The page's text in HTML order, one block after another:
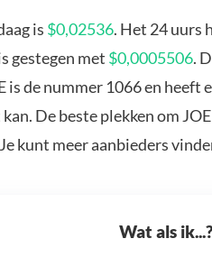
is $0,02536. Het 24 uurs
gestegen met $0,0005506.
is de nummer 1066 en
De beste plekken om
kunt meer aanbieders
Wat als ik...?